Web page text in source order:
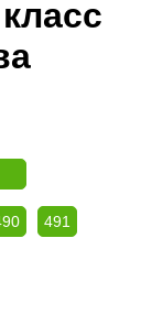
491